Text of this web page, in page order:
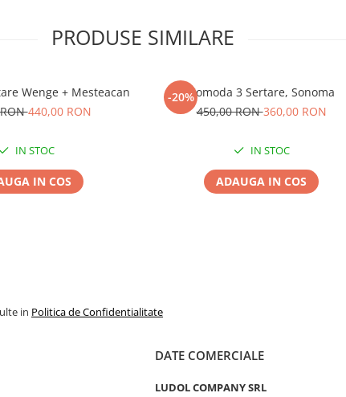
PRODUSE SIMILARE
Wenge + Mesteacan
440,00 RON
IN STOC
IN COS
-20%Comoda 3 Sertare, Sonoma
450,00 RON360,00 RON
IN STOC
ADAUGA IN COS
in Politica de Confidentialitate
DATE COMERCIALE
LUDOL COMPANY SRL